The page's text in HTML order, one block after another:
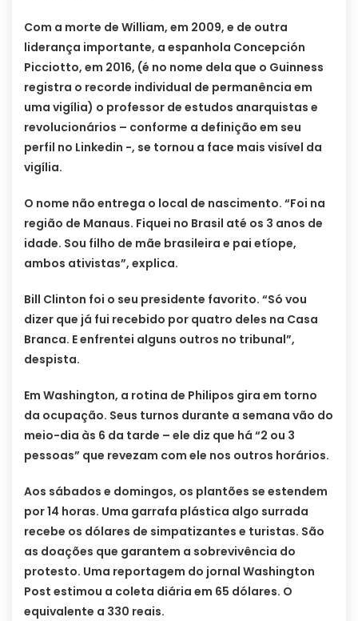
Com a morte de William, em 2009, e de outra
liderança importante, a espanhola Concepción
Picciotto, em 2016, (é no nome dela que o Guinness
registra o recorde individual de permanência em
uma vigília) o professor de estudos anarquistas e
revolucionários – conforme a definição em seu
perfil no Linkedin -, se tornou a face mais visível da
vigília.
O nome não entrega o local de nascimento. “Foi na
região de Manaus. Fiquei no Brasil até os 3 anos de
idade. Sou filho de mãe brasileira e pai etíope,
ambos ativistas”, explica.
Bill Clinton foi o seu presidente favorito. “Só vou
dizer que já fui recebido por quatro deles na Casa
Branca. E enfrentei alguns outros no tribunal”,
despista.
Em Washington, a rotina de Philipos gira em torno
da ocupação. Seus turnos durante a semana vão do
meio-dia às 6 da tarde – ele diz que há “2 ou 3
pessoas” que revezam com ele nos outros horários.
Aos sábados e domingos, os plantões se estendem
por 14 horas. Uma garrafa plástica algo surrada
recebe os dólares de simpatizantes e turistas. São
as doações que garantem a sobrevivência do
protesto. Uma reportagem do jornal Washington
Post estimou a coleta diária em 65 dólares. O
equivalente a 330 reais.